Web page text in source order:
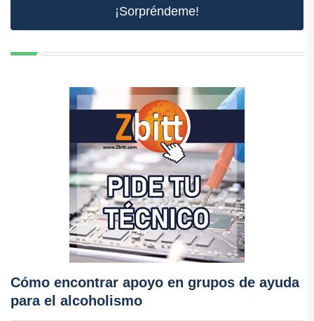
¡Sorpréndeme!
Cómo encontrar apoyo en grupos de ayuda
para el alcoholismo